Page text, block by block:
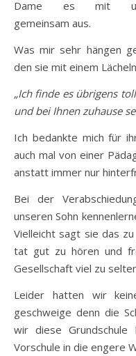
Dame es mit
gemeinsam aus.
Was mir sehr hängen
den sie mit einem
„Ich finde es übrigens
und bei Ihnen zuhause
Ich bedankte mich für
auch mal von einer
anstatt immer nur
Bei der
unseren Sohn
Vielleicht sagt sie das
tat gut zu hören und
Gesellschaft viel zu
Leider hatten wir
geschweige denn die
wir diese
Vorschule in die engere